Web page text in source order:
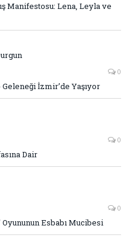
Manifestosu: Lena, Leyla ve
0
İzmir’de Yaşıyor
0
Dair
0
Oyununun Esbabı Mucibesi